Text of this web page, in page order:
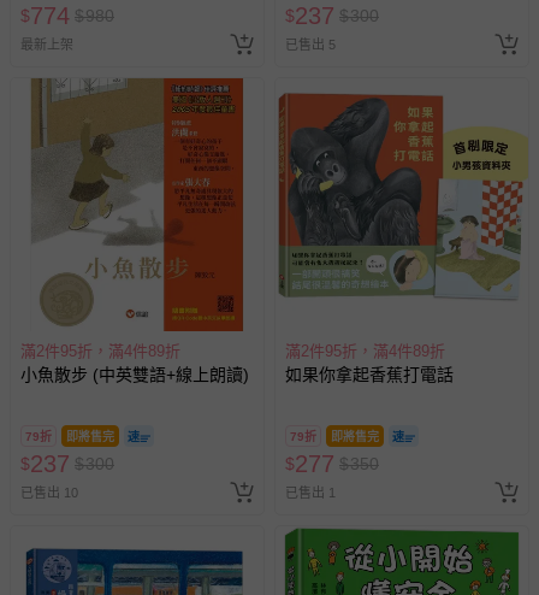
$774 $980
最新上架
$237 $300
已售出 5
滿2件95折，滿4件89折
小魚散步 (中英雙語+線上朗讀)
79折 即將售完
$237 $300
已售出 10
滿2件95折，滿4件89折
如果你拿起香蕉打電話
79折 即將售完
$277 $350
已售出 1